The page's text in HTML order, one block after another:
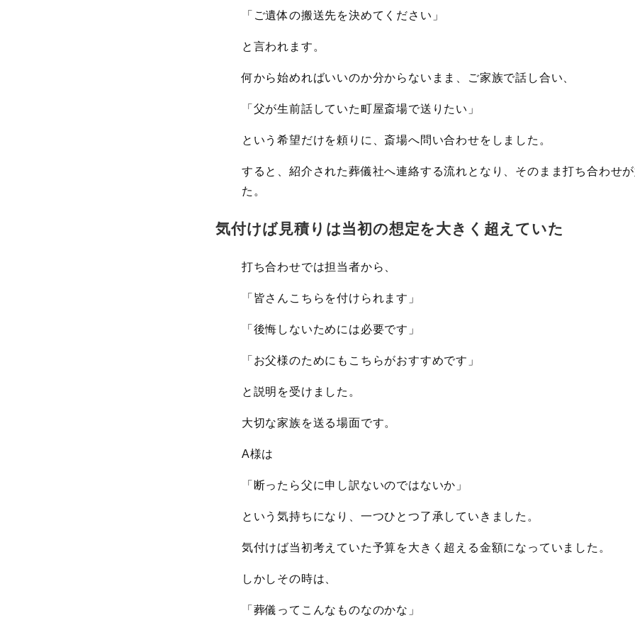
「ご遺体の搬送先を決めてください」
と言われます。
何から始めればいいのか分からないまま、ご家族で話し合い、
「父が生前話していた町屋斎場で送りたい」
という希望だけを頼りに、斎場へ問い合わせをしました。
すると、紹介された葬儀社へ連絡する流れとなり、そのまま打ち合わせ
た。
気付けば見積りは当初の想定を大きく超えていた
打ち合わせでは担当者から、
「皆さんこちらを付けられます」
「後悔しないためには必要です」
「お父様のためにもこちらがおすすめです」
と説明を受けました。
大切な家族を送る場面です。
A様は
「断ったら父に申し訳ないのではないか」
という気持ちになり、一つひとつ了承していきました。
気付けば当初考えていた予算を大きく超える金額になっていました。
しかしその時は、
「葬儀ってこんなものなのかな」